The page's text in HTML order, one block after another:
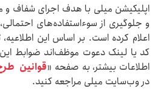
اپلیکیشن میلی با هدف اجرای شفاف
و جلوگیری از سوءاستفاده‌های
اعلام کرده است. بر اساس این اطلاعیه،
کد یا لینک دعوت موظف‌اند ضوابط
اطلاعات بیشتر، به صفحه «قوانین
در وب‌سایت میلی مراجعه کنید.